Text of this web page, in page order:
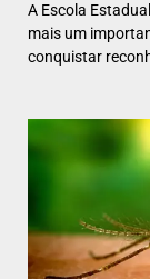
A Escola
mais um
conquistar